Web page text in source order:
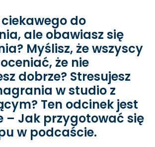
do
ale obawiasz się
Myślisz, że wszyscy
że nie
dobrze? Stresujesz
w studio z
Ten odcinek jest
– Jak przygotować się
w podcaście.